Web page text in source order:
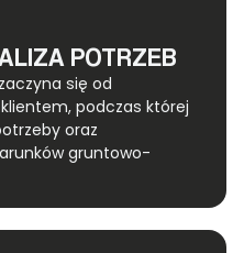
POTRZEB
się od
podczas której
oraz
gruntowo-